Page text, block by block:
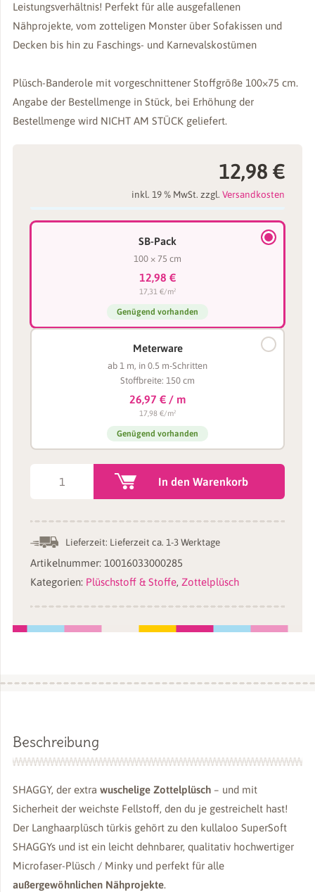
Leistungsverhältnis! Perfekt für alle ausgefallenen
Nähprojekte, vom zotteligen Monster über Sofakissen und
Decken bis hin zu Faschings- und Karnevalskostümen
Plüsch-Banderole mit vorgeschnittener Stoffgröße 100×75 cm.
Angabe der Bestellmenge in Stück, bei Erhöhung der
Bestellmenge wird NICHT AM STÜCK geliefert.
12,98€
inkl. 19 % MwSt. zzgl.Versandkosten
SB-Pack
100 × 75 cm
12,98 €
17,31 €/m²
Genügend vorhanden
Meterware
ab 1 m, in 0.5 m-Schritten
Stoffbreite: 150 cm
26,97 € / m
17,98 €/m²
Genügend vorhanden
30
mm
SuperSoft
SHAGGY
Menge
In den Warenkorb
Lieferzeit: Lieferzeit ca. 1-3 Werktage
Artikelnummer: 10016033000285
Kategorien: Plüschstoff & Stoffe, Zottelplüsch
Beschreibung
SHAGGY, der extra wuschelige Zottelplüsch– und mit
Sicherheit der weichste Fellstoff, den du je gestreichelt hast!
Der Langhaarplüsch türkis gehört zu den kullaloo SuperSoft
SHAGGYs und ist ein leicht dehnbarer, qualitativ hochwertiger
Microfaser-Plüsch / Minky und perfekt für alle
außergewöhnlichen Nähprojekte.